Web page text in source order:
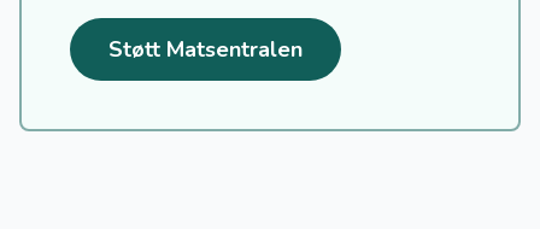
Støtt Matsentralen